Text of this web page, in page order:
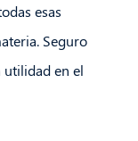
esas
Seguro
utilidad en el